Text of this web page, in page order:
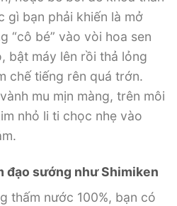
gì bạn phải khiến là mở
“cô bé” vào vòi hoa sen
bật máy lên rồi thả lỏng
chế tiếng rên quá trớn.
mu mịn màng, trên môi
nhỏ li ti chọc nhẹ vào
đạo sướng như Shimiken
thấm nước 100%, bạn có